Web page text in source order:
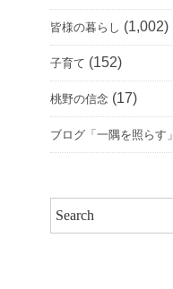
皆様の暮らし (1,002)
子育て (152)
桃野の信念 (17)
ブログ「一隅を照らす」